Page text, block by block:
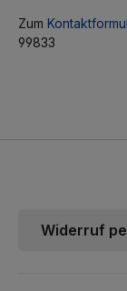
Zum
99833
Widerruf